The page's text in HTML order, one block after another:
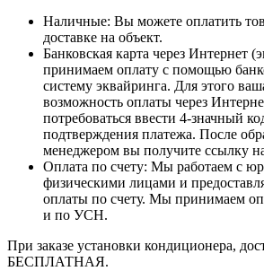
Наличные: Вы можете оплатить
доставке на объект.
Банковская карта через Интернет
принимаем оплату с помощью
систему эквайринга. Для этого
возможность оплаты через
потребоваться ввести 4-значный
подтверждения платежа. После
менеджером вы получите ссылку
Оплата по счету: Мы работаем с
физическими лицами и
оплаты по счету. Мы принимаем
и по УСН.
При заказе установки кондиционера,
БЕСПЛАТНАЯ.